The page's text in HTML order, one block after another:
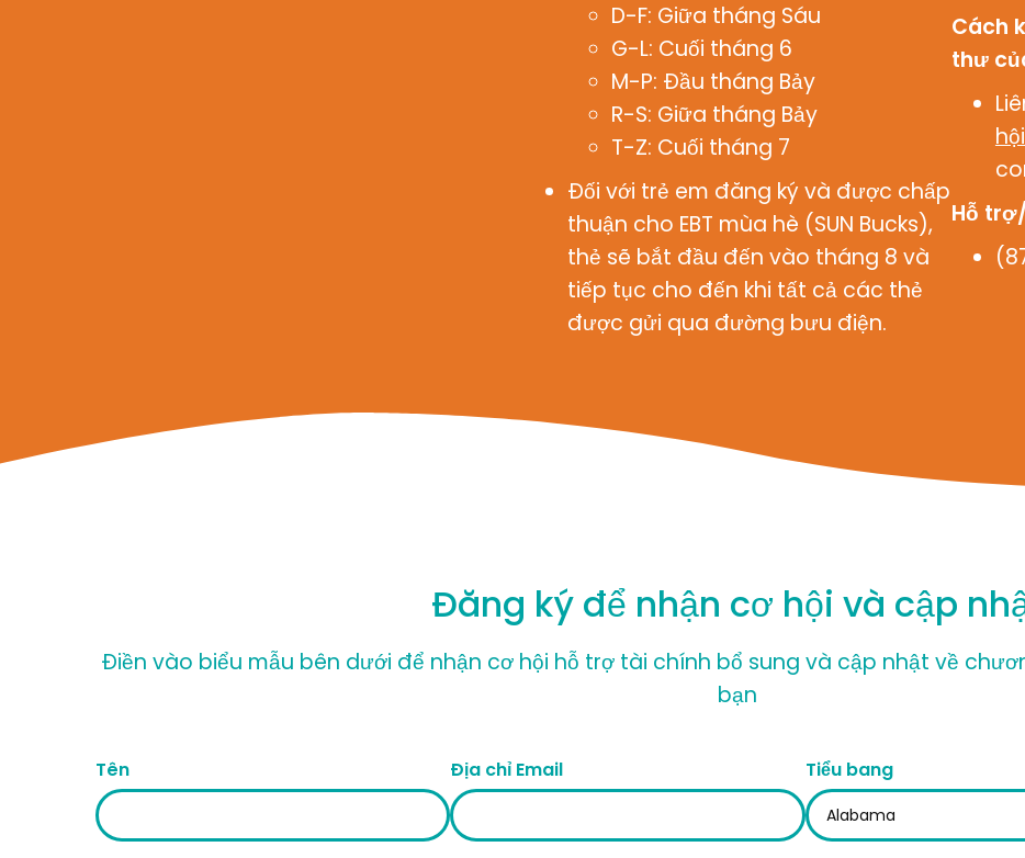
D-F: Giữa tháng Sáu
G-L: Cuối tháng 6
M-P: Đầu tháng Bảy
R-S: Giữa tháng Bảy
T-Z: Cuối tháng 7
Đối với trẻ em đăng ký và được chấp
thuận cho EBT mùa hè (SUN Bucks),
thẻ sẽ bắt đầu đến vào tháng 8 và
tiếp tục cho đến khi tất cả các thẻ
được gửi qua đường bưu điện.
Cách
thư
Hỗ
Đăng ký để nhận cơ hội và cập
Điền vào biểu mẫu bên dưới để nhận cơ hội hỗ trợ tài chính bổ sung và cập nhật về
bạn
Tên Địa chỉ Email Tiểu bang